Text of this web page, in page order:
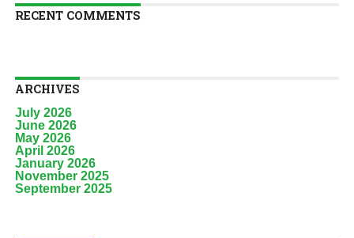
RECENT COMMENTS
ARCHIVES
July 2026
June 2026
May 2026
April 2026
January 2026
November 2025
September 2025